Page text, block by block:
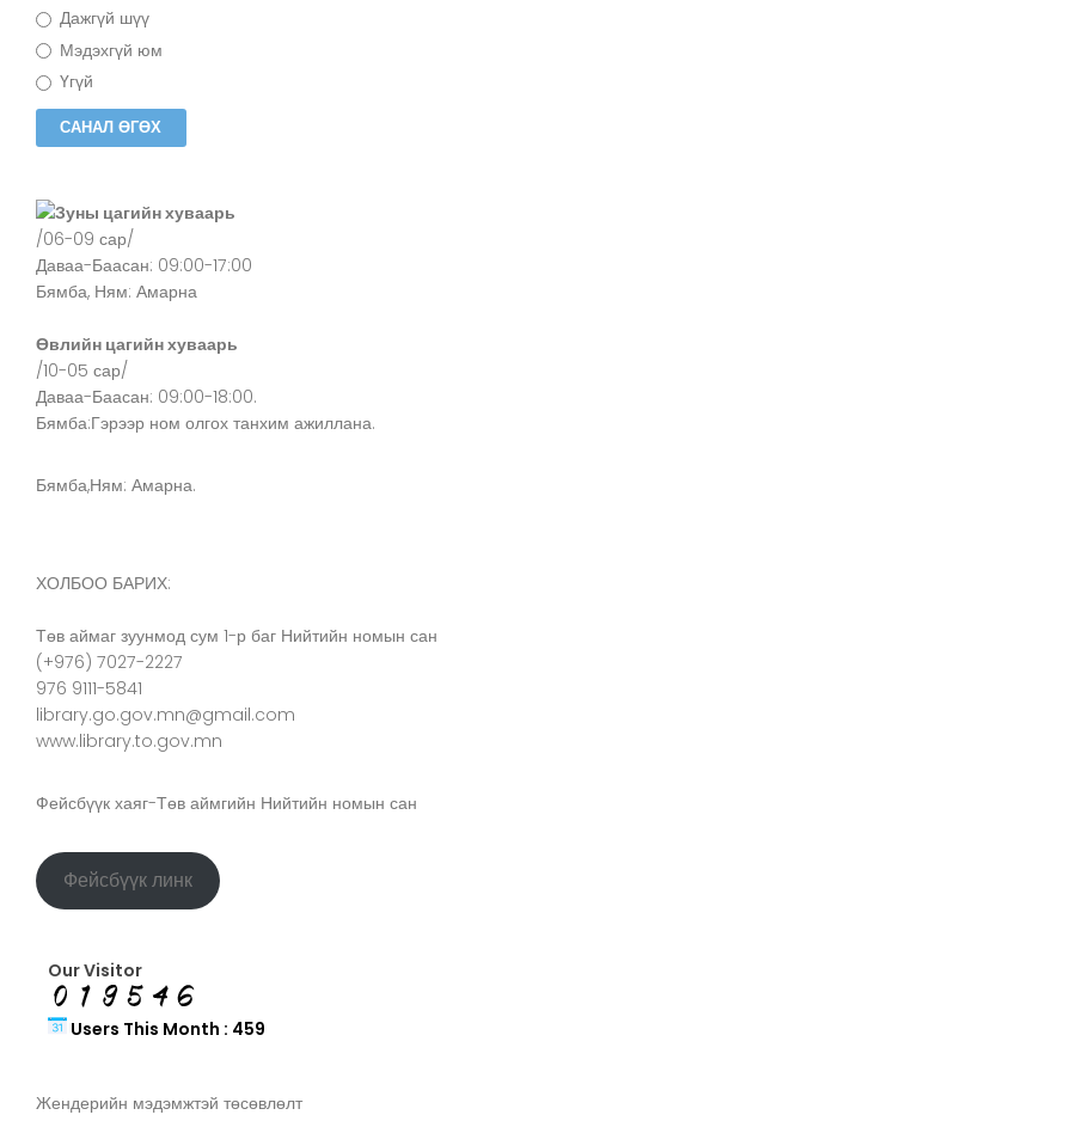
Дажгүй шүү
Мэдэхгүй юм
Үгүй
Зуны цагийн хуваарь
/06-09 сар/
Даваа-Баасан: 09:00-17:00
Бямба, Ням: Амарна
Өвлийн цагийн хуваарь
/10-05 сар/
Даваа-Баасан: 09:00-18:00.
Бямба:Гэрээр ном олгох танхим ажиллана.
Бямба,Ням: Амарна.
ХОЛБОО БАРИХ:
Төв аймаг зуунмод сум 1-р баг Нийтийн номын сан
(+976) 7027-2227
976 9111-5841
library.go.gov.mn@gmail.com
www.library.to.gov.mn
Фейсбүүк хаяг-Төв аймгийн Нийтийн номын сан
Фейсбүүк линк
Our Visitor
Users This Month : 459
Жендерийн мэдэмжтэй төсөвлөлт